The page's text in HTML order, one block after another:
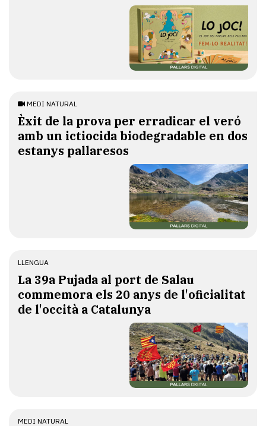
MEDI NATURAL
Èxit de la prova per erradicar el veró
amb un ictiocida biodegradable en dos
estanys pallaresos
LLENGUA
​La 39a Pujada al port de Salau
commemora els 20 anys de l'oficialitat
de l'occità a Catalunya
MEDI NATURAL